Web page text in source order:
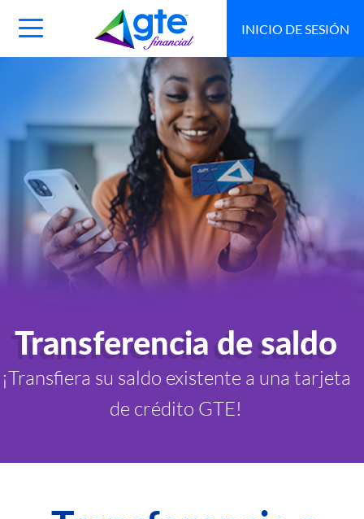
Main
Navigation
INICIO DE SESIÓN
Transferencia de saldo
¡Transfiera su saldo existente a una tarjeta
de crédito GTE!